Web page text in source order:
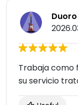
Trabaja como
su servicio